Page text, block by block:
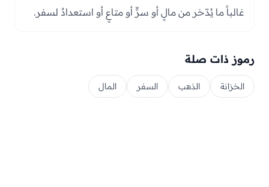
غالباً ما يُدّخر من مالٍ أو سرٍّ أو متاعٍ أو استعدادٌ لسفر.
رموز ذات صلة
الخزانة الذهب السفر المال